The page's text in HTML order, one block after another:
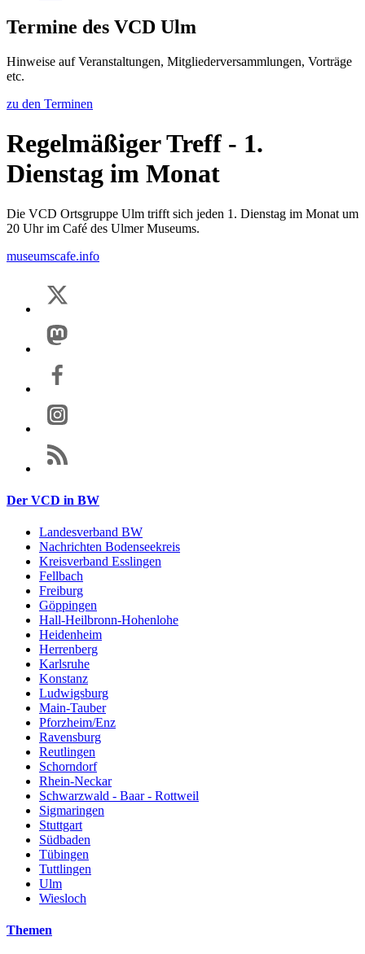
Termine des VCD Ulm
Hinweise auf Veranstaltungen, Mitgliederversammlungen, Vorträge
etc.
zu den Terminen
Regelmäßiger Treff - 1.
Dienstag im Monat
Die VCD Ortsgruppe Ulm trifft sich jeden 1. Dienstag im Monat um
20 Uhr im Café des Ulmer Museums.
museumscafe.info
Der VCD in BW
Landesverband BW
Nachrichten Bodenseekreis
Kreisverband Esslingen
Fellbach
Freiburg
Göppingen
Hall-Heilbronn-Hohenlohe
Heidenheim
Herrenberg
Karlsruhe
Konstanz
Ludwigsburg
Main-Tauber
Pforzheim/Enz
Ravensburg
Reutlingen
Schorndorf
Rhein-Neckar
Schwarzwald - Baar - Rottweil
Sigmaringen
Stuttgart
Südbaden
Tübingen
Tuttlingen
Ulm
Wiesloch
Themen